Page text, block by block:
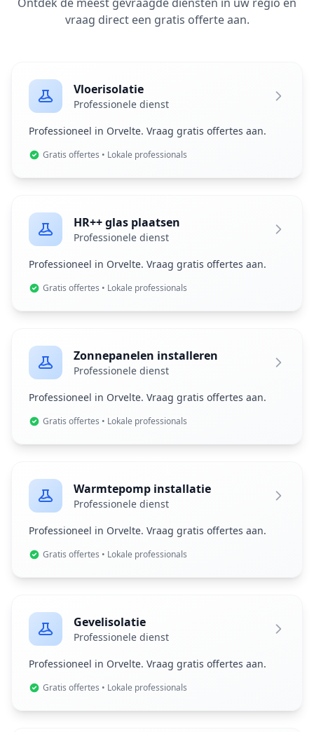
vraag direct een gratis offerte aan.
Vloerisolatie
Professionele dienst
Professioneel in Orvelte. Vraag gratis offertes aan.
Gratis offertes • Lokale professionals
HR++ glas plaatsen
Professionele dienst
Professioneel in Orvelte. Vraag gratis offertes aan.
Gratis offertes • Lokale professionals
Zonnepanelen installeren
Professionele dienst
Professioneel in Orvelte. Vraag gratis offertes aan.
Gratis offertes • Lokale professionals
Warmtepomp installatie
Professionele dienst
Professioneel in Orvelte. Vraag gratis offertes aan.
Gratis offertes • Lokale professionals
Gevelisolatie
Professionele dienst
Professioneel in Orvelte. Vraag gratis offertes aan.
Gratis offertes • Lokale professionals